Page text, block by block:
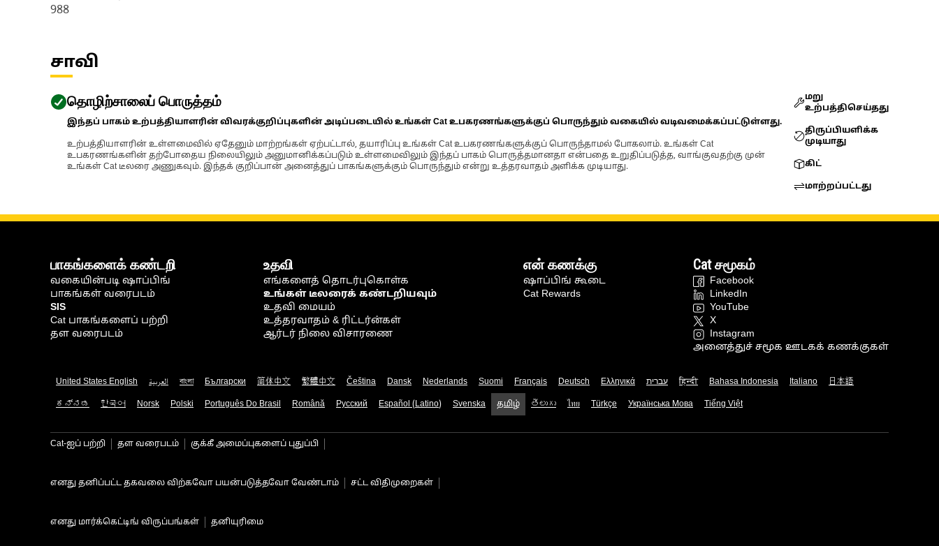
988
சாவி
தொழிற்சாலைப் பொருத்தம்
இந்தப் பாகம் உற்பத்தியாளரின் விவரக்குறிப்புகளின் அடிப்படையில் உங்கள் Cat உபகரணங்களுக்குப் பொருந்தும் வகையில் வடிவமைக்கப்பட்டுள்ளது.
உற்பத்தியாளரின் உள்ளமைவில் ஏதேனும் மாற்றங்கள் ஏற்பட்டால், தயாரிப்பு உங்கள் Cat உபகரணங்களுக்குப் பொருந்தாமல் போகலாம். உங்கள் Cat
உபகரணங்களின் தற்போதைய நிலையிலும் அனுமானிக்கப்படும் உள்ளமைவிலும் இந்தப் பாகம் பொருத்தமானதா என்பதை உறுதிப்படுத்த, வாங்குவதற்கு முன்
உங்கள் Cat டீலரை அணுகவும். இந்தக் குறிப்பான் அனைத்துப் பாகங்களுக்கும் பொருந்தும் என்று உத்தரவாதம் அளிக்க முடியாது.
மறு
உற்பத்திசெய்தது
திருப்பியளிக்க
முடியாது
கிட்
மாற்றப்பட்டது
பாகங்களைக் கண்டறி
வகையின்படி ஷாப்பிங்
பாகங்கள் வரைபடம்
SIS
Cat பாகங்களைப் பற்றி
தள வரைபடம்
உதவி
எங்களைத் தொடர்புகொள்க
உங்கள் டீலரைக் கண்டறியவும்
உதவி மையம்
உத்தரவாதம் & ரிட்டர்ன்கள்
ஆர்டர் நிலை விசாரணை
என் கணக்கு
ஷாப்பிங் கூடை
Cat Rewards
Cat சமூகம்
Facebook
LinkedIn
YouTube
X
Instagram
அனைத்துச் சமூக ஊடகக் கணக்குகள்
United States English العربية বাংলা Български 简体中文 繁體中文 Čeština Dansk Nederlands Suomi Français Deutsch Ελληνικά עברית हिन्दी Bahasa Indonesia Italiano 日本語
ಕನ್ನಡ 한국어 Norsk Polski Português Do Brasil Română Русский Español (Latino) Svenska தமிழ் తెలుగు ไทย Türkçe Українська Мова Tiếng Việt
Cat-ஐப் பற்றி தள வரைபடம் குக்கீ அமைப்புகளைப் புதுப்பி
எனது தனிப்பட்ட தகவலை விற்கவோ பயன்படுத்தவோ வேண்டாம் சட்ட விதிமுறைகள்
எனது மார்க்கெட்டிங் விருப்பங்கள் தனியுரிமை